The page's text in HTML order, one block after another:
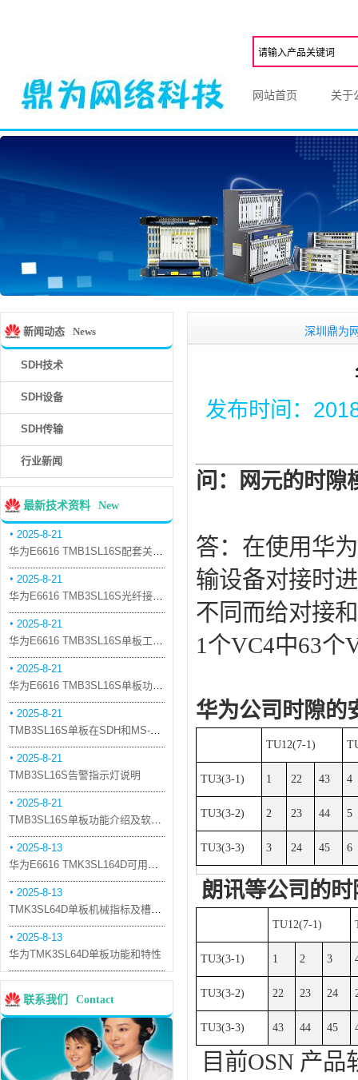
网站首页 关于
新闻动态 News
SDH技术
SDH设备
SDH传输
行业新闻
最新技术资料 New
2025-8-21
华为E6616 TMB1SL16S配套关系和替代关系
2025-8-21
华为E6616 TMB3SL16S光纤接口板槽位占用介绍
2025-8-21
华为E6616 TMB3SL16S单板工作原理和信号流
2025-8-21
华为E6616 TMB3SL16S单板功能和机械指标
2025-8-21
TMB3SL16S单板在SDH和MS-OTN模式下的应用
2025-8-21
TMB3SL16S告警指示灯说明
2025-8-21
TMB3SL16S单板功能介绍及软件配套
2025-8-13
华为E6616 TMK3SL164D可用万兆光模块
2025-8-13
TMK3SL64D单板机械指标及槽位介绍
2025-8-13
华为TMK3SL64D单板功能和特性
联系我们 Contact
深圳鼎为网络科,
发布时间：
问：网元的时隙
答：在使用华
输设备对接时
不同而给对接
1 个VC4中63个
华为公司时隙的
TU12(7-1)
TU3(3-1) 1 22 43 4
TU3(3-2) 2 23 44 5
TU3(3-3) 3 24 45 6
朗讯等公司的
TU12(7-1)
TU3(3-1) 1 2 3
TU3(3-2) 22 23 24
TU3(3-3) 43 44 45
目前OSN 产品